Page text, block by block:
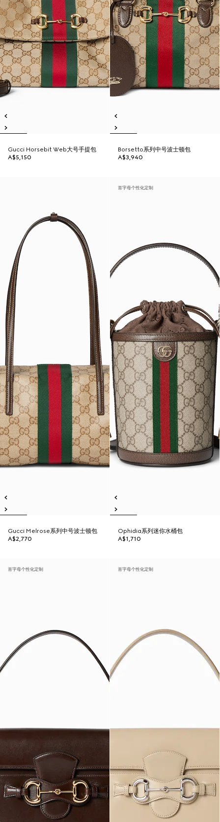
Gucci Horsebit Web大号手提包
A$5,150
Borsetto系列中号波士顿包
A$3,940
Gucci Melrose系列中号波士顿包
A$2,770
首字母个性化定制
Ophidia系列迷你水桶包
A$1,710
首字母个性化定制 首字母个性化定制